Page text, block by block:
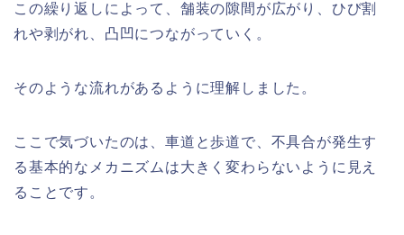
この繰り返しによって、舗装の隙間が広がり、ひび割
れや剥がれ、凸凹につながっていく。
そのような流れがあるように理解しました。
ここで気づいたのは、車道と歩道で、不具合が発生す
る基本的なメカニズムは大きく変わらないように見え
ることです。